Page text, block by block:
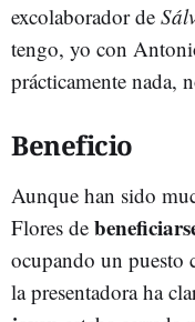
excolaborador de
tengo, yo con
prácticamente nada,
Beneficio
Aunque han sido
Flores de
ocupando un puesto
la presentadora ha